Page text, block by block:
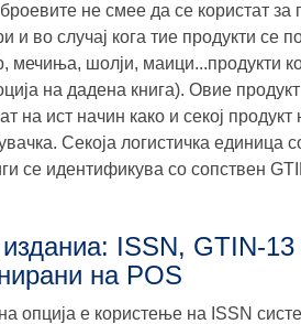
не смее да се користат за
и во случај кога тие продукти се
мечиња, шолји, маици...продукти
на дадена книга). Овие
на ист начин како и секој продукт
Секоја логистичка единица
се идентификува со сопствен
ISSN, GTIN-13
на POS
опција е користење на ISSN